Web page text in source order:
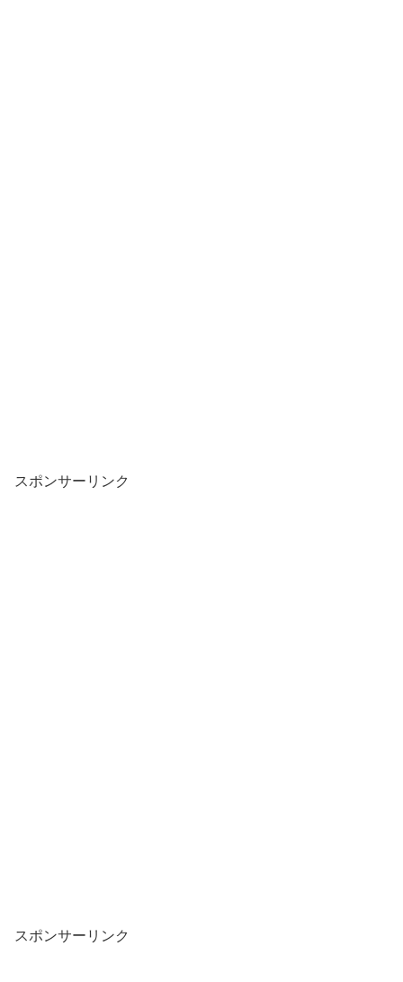
スポンサーリンク
スポンサーリンク